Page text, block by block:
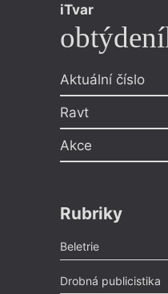
iTvar
Aktuální číslo
Ravt
Akce
Rubriky
Beletrie
Poezie,Próza,Dokumenty
Drobná publicistika